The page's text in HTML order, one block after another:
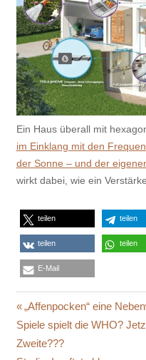
Ein Haus überall mit
im Einklang mit den
der Sonne – und der
wirkt dabei, wie ein
teilen teilen
teilen teilen
E-Mail
Vorheriger
Beitrag:
„Affenpocken“ eine
Spiele spielt die WHO?
Zweite???